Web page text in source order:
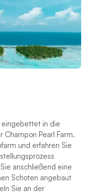
eingebettet in die
Champon Pearl Farm.
und erfahren Sie
anschließend eine
Schoten angebaut
Sie an der